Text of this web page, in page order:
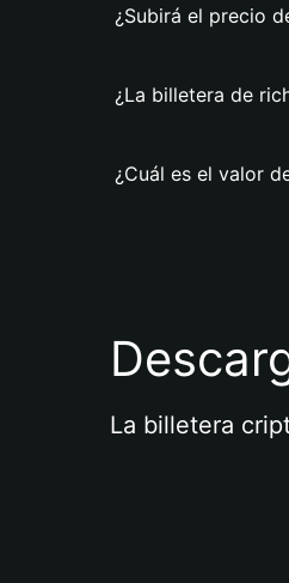
¿Subirá el precio
¿La billetera de
¿Cuál es el valor
La billetera